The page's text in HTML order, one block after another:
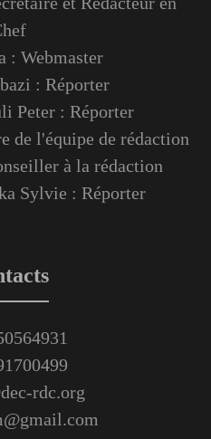
: Webmaster
: Réporter
Peter : Réporter
de l'équipe de rédaction
à la rédaction
Sylvie : Réporter
rdc.org